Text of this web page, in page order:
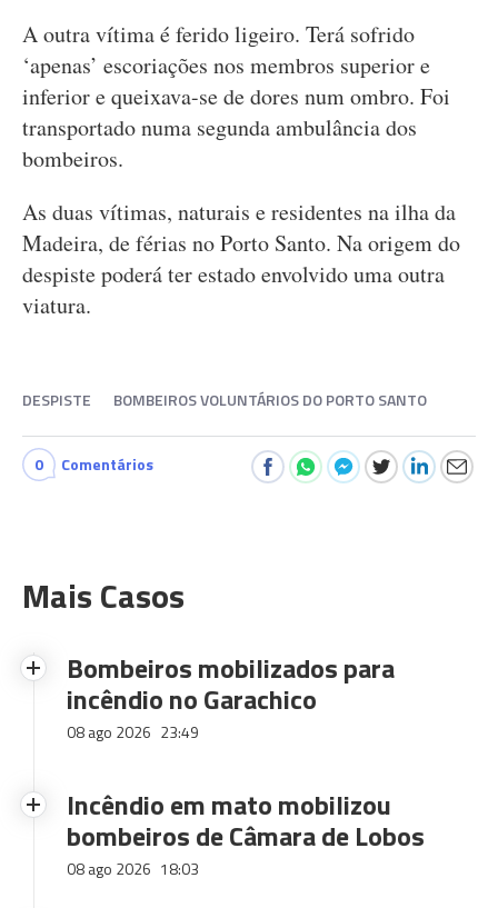
A outra vítima é ferido ligeiro. Terá sofrido
‘apenas’ escoriações nos membros superior e
inferior e queixava-se de dores num ombro. Foi
transportado numa segunda ambulância dos
bombeiros.
As duas vítimas, naturais e residentes na ilha da
Madeira, de férias no Porto Santo. Na origem do
despiste poderá ter estado envolvido uma outra
viatura.
DESPISTE BOMBEIROS VOLUNTÁRIOS DO PORTO SANTO
0 Comentários
Mais Casos
Bombeiros mobilizados para
incêndio no Garachico
08 ago 2026 23:49
Incêndio em mato mobilizou
bombeiros de Câmara de Lobos
08 ago 2026 18:03